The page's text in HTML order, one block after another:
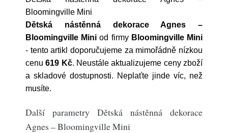
Bloomingville Mini
Dětská nástěnná dekorace Agnes –
Bloomingville Mini od firmy Bloomingville Mini
- tento artikl doporučujeme za mimořádně nízkou
cenu619 Kč. Neustále aktualizujeme ceny zboží
a skladové dostupnosti. Neplaťte jinde víc, než
musíte.
Další parametry Dětská nástěnná dekorace
Agnes – Bloomingville Mini